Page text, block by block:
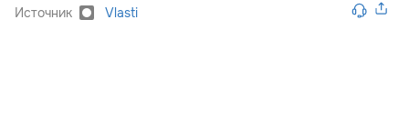
Источник Vlasti